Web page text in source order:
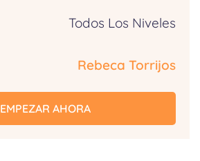
Todos Los Niveles
Rebeca Torrijos
EMPEZAR AHORA